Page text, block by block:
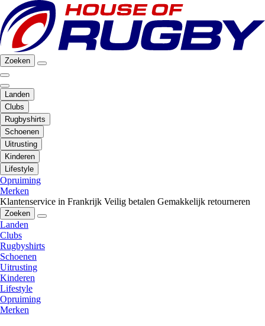
Zoeken
Landen
Clubs
Rugbyshirts
Schoenen
Uitrusting
Kinderen
Lifestyle
Opruiming
Merken
Klantenservice in Frankrijk Veilig betalen Gemakkelijk retourneren
Zoeken
Landen
Clubs
Rugbyshirts
Schoenen
Uitrusting
Kinderen
Lifestyle
Opruiming
Merken